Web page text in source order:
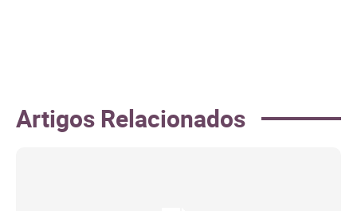
Artigos Relacionados